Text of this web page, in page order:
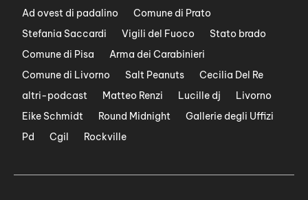
Ad ovest di padalino
Comune di Prato
Stefania Saccardi
Vigili del Fuoco
Stato brado
Comune di Pisa
Arma dei Carabinieri
Comune di Livorno
Salt Peanuts
Cecilia Del Re
altri-podcast
Matteo Renzi Lucille dj
Livorno
Eike Schmidt
Round Midnight
Gallerie degli Uffizi
Pd
Cgil Rockville